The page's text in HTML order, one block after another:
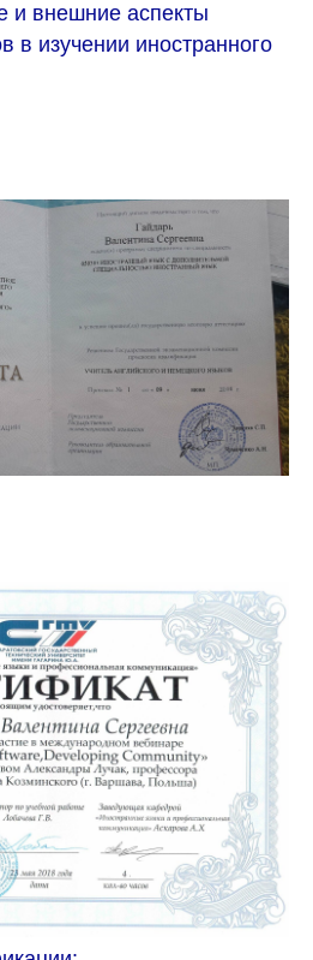
и внешние аспекты
в изучении иностранного